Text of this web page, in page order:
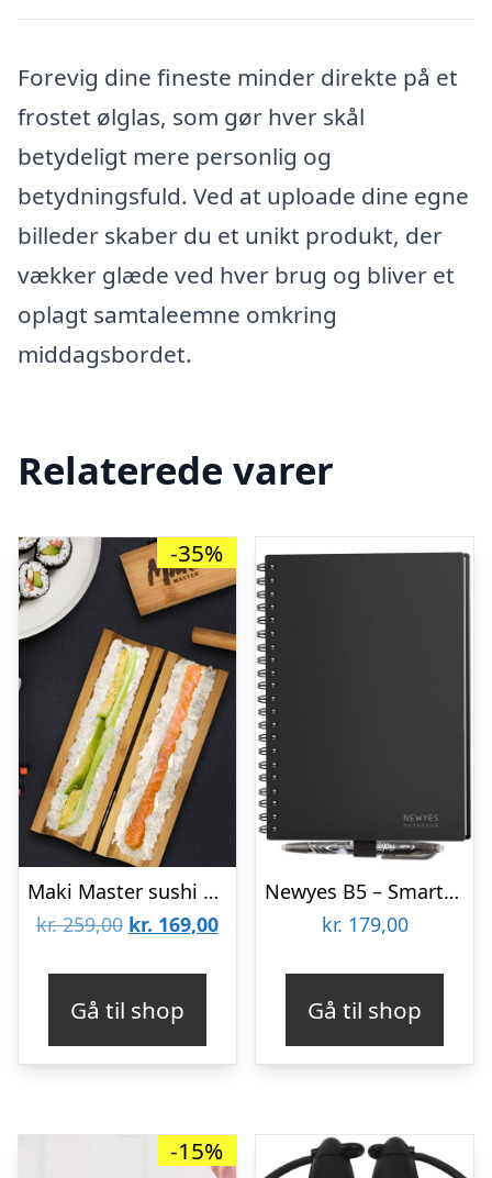
Forevig dine fineste minder direkte på et
frostet ølglas, som gør hver skål
betydeligt mere personlig og
betydningsfuld. Ved at uploade dine egne
billeder skaber du et unikt produkt, der
vækker glæde ved hver brug og bliver et
oplagt samtaleemne omkring
middagsbordet.
Relaterede varer
-35%
Maki Master sushi maker – lav hjemmelavet sushi
kr.259,00 Den
kr. 259,00.
kr. 169,00Den
kr. 169,00.
Gå til shop
Newyes B5 – Smart Notesbog
kr. 179,00
Gå til shop
-15%